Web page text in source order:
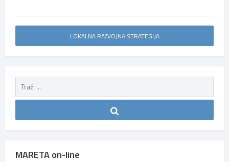
LOKALNA RAZVOJNA STRATEGIJA
MARETA on-line